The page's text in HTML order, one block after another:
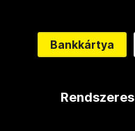
Bankkártya
Rendszeres